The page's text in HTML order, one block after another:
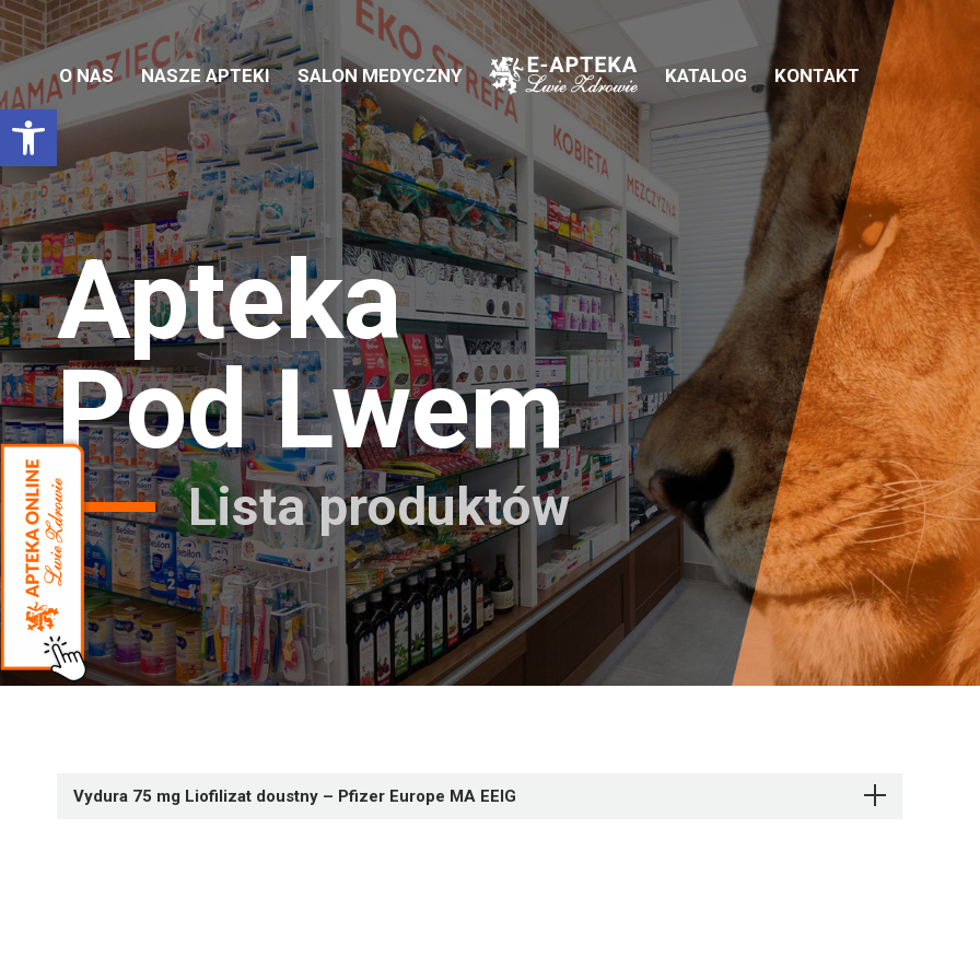
Otwórz pasek narzędzi
O NAS NASZE APTEKI SALON MEDYCZNY KATALOG KONTAKT
Apteka
Pod Lwem
Lista produktów
Vydura 75 mg Liofilizat doustny – Pfizer Europe MA EEIG